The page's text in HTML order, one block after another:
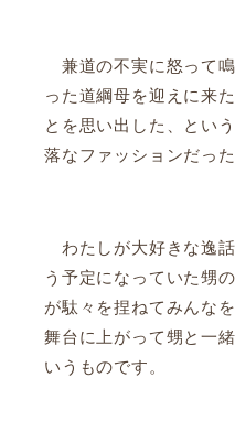
兼道の不実に怒って
った道綱母を迎えに来
とを思い出した、とい
落なファッションだっ
わたしが大好きな逸
う予定になっていた甥
が駄々を捏ねてみんな
舞台に上がって甥と一
いうものです。